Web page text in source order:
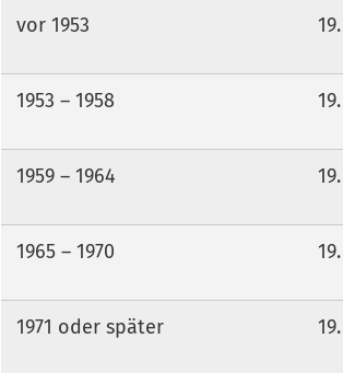
vor 1953
1953 – 1958
1959 – 1964
1965 – 1970
1971 oder später